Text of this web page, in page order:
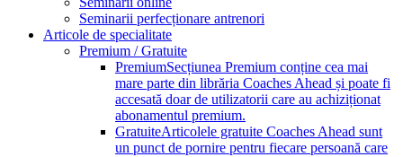
Seminarii perfecționare antrenori
Articole de specialitate
Premium / Gratuite
PremiumSecțiunea Premium conține cea mai
mare parte din librăria Coaches Ahead și poate fi
accesată doar de utilizatorii care au achiziționat
abonamentul premium.
GratuiteArticolele gratuite Coaches Ahead sunt
un punct de pornire pentru fiecare persoană care